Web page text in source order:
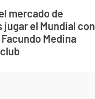
mercado de
jugar el Mundial con
Medina